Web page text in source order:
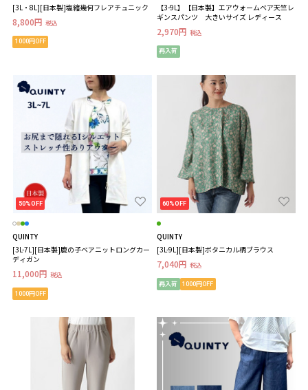
[3L・8L][日本製]塩縮幾何フレアチュニック
8,800円 税込
1000円OFF
【3-9L】【日本製】エアウォームベア天竺レ
ギンスパンツ 大きいサイズ レディース
2,970円 税込
再入荷
50%OFF
QUINTY
[3L-7L][日本製]鹿の子ベアニットロングカー
ディガン
11,000円 税込
1000円OFF
60%OFF
QUINTY
[3L-9L][日本製]ボタニカル柄ブラウス
7,040円 税込
再入荷 1000円OFF